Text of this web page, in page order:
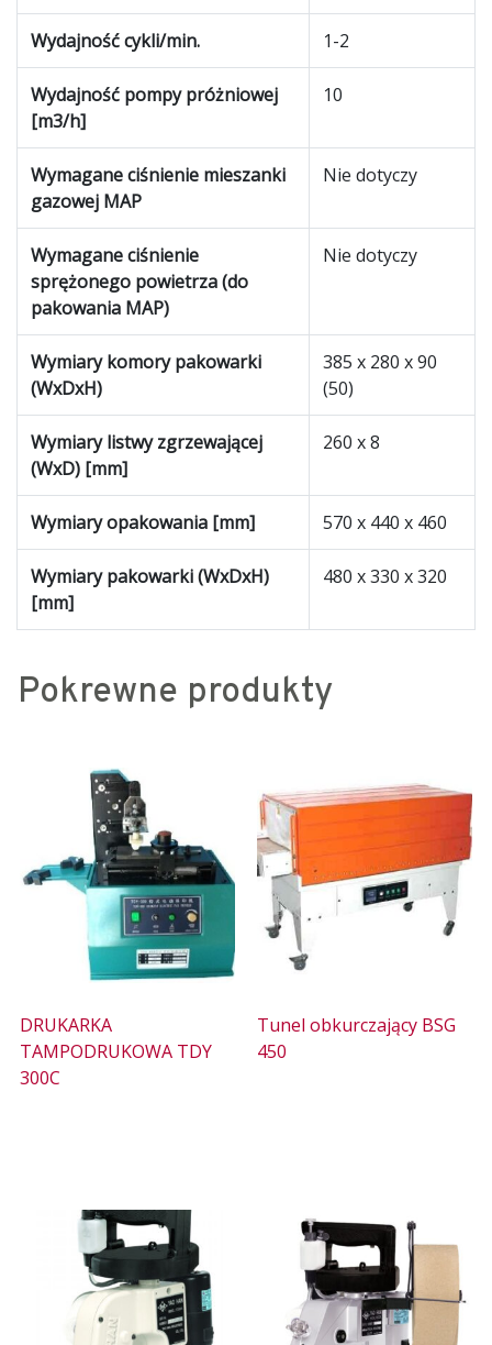
Wydajność cykli/min. 1-2
Wydajność pompy próżniowej
[m3/h]
10
Wymagane ciśnienie mieszanki
gazowej MAP
Nie dotyczy
Wymagane ciśnienie
sprężonego powietrza (do
pakowania MAP)
Nie dotyczy
Wymiary komory pakowarki
(WxDxH)
385 x 280 x 90
(50)
Wymiary listwy zgrzewającej
(WxD) [mm]
260 x 8
Wymiary opakowania [mm] 570 x 440 x 460
Wymiary pakowarki (WxDxH)
[mm]
480 x 330 x 320
Pokrewne produkty
DRUKARKA
TAMPODRUKOWA TDY
300C
Tunel obkurczający BSG
450